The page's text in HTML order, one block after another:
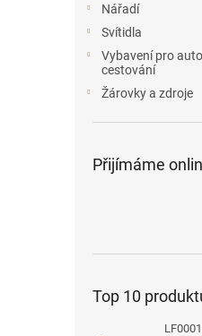
Nářadí
Svítidla
Vybavení pro
cestování
Žárovky a zdroje
Přijímáme
Top 10